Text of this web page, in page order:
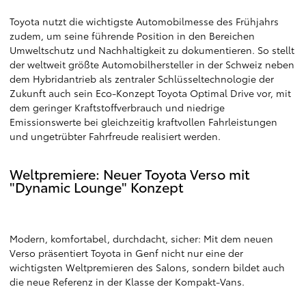
Toyota nutzt die wichtigste Automobilmesse des Frühjahrs
zudem, um seine führende Position in den Bereichen
Umweltschutz und Nachhaltigkeit zu dokumentieren. So stellt
der weltweit größte Automobilhersteller in der Schweiz neben
dem Hybridantrieb als zentraler Schlüsseltechnologie der
Zukunft auch sein Eco-Konzept Toyota Optimal Drive vor, mit
dem geringer Kraftstoffverbrauch und niedrige
Emissionswerte bei gleichzeitig kraftvollen Fahrleistungen
und ungetrübter Fahrfreude realisiert werden.
Weltpremiere: Neuer Toyota Verso mit
"Dynamic Lounge" Konzept
Modern, komfortabel, durchdacht, sicher: Mit dem neuen
Verso präsentiert Toyota in Genf nicht nur eine der
wichtigsten Weltpremieren des Salons, sondern bildet auch
die neue Referenz in der Klasse der Kompakt-Vans.